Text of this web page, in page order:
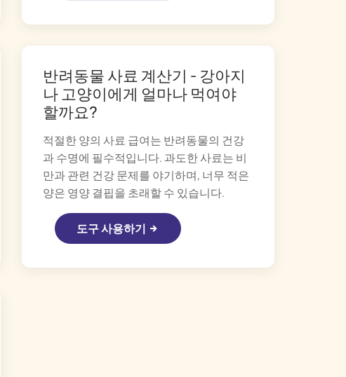
반려동물 사료 계산기 - 강아지
나 고양이에게 얼마나 먹여야
할까요?
적절한 양의 사료 급여는 반려동물의 건강
과 수명에 필수적입니다. 과도한 사료는 비
만과 관련 건강 문제를 야기하며, 너무 적은
양은 영양 결핍을 초래할 수 있습니다.
도구 사용하기